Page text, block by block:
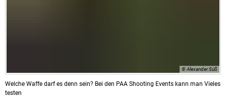
© Alexander Süß
Welche Waffe darf es denn sein? Bei den PAA Shooting Events kann man Vieles
testen